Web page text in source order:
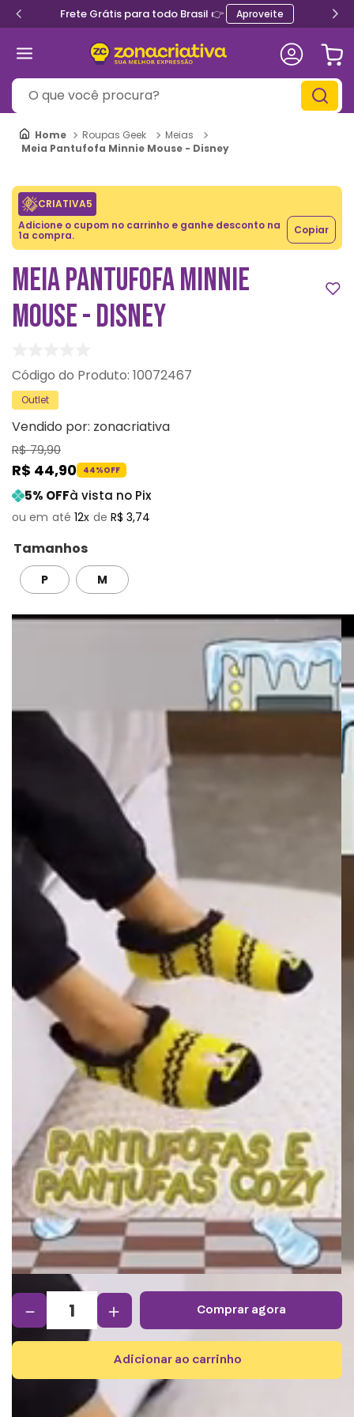
Frete Grátis para todo Brasil 👉 Aproveite
O que você procura?
Roupas Geek
Meias
Meia Pantufofa Minnie Mouse - Disney
CRIATIVA5
Adicione o cupom no carrinho e ganhe desconto na
1a compra. Copiar
MEIA PANTUFOFA MINNIE
MOUSE - DISNEY
: 10072467
Outlet
Vendido por: zonacriativa
R$79,90
R$ 44,90 44%OFF
5% OFFà vista no Pix
12 R$ 3,74
Tamanhos
P M
＋
－ comprar agora
adicionar ao carrinho